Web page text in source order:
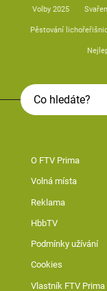
Volby 2025
Pěstování
O FTV Prima
Volná místa
Reklama
HbbTV
Podmínky užívání
Cookies
Vlastník FTV Prima